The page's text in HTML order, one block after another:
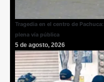
Tragedia en el centro de
plena vía pública
5 de agosto, 2026